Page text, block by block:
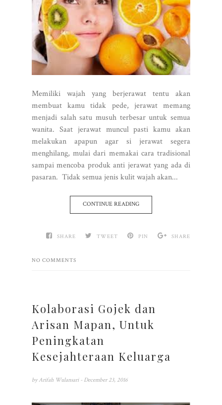
Memiliki wajah yang berjerawat tentu akan
membuat kamu tidak pede, jerawat memang
menjadi salah satu musuh terbesar untuk semua
wanita. Saat jerawat muncul pasti kamu akan
melakukan apapun agar si jerawat segera
menghilang, mulai dari memakai cara tradisional
sampai mencoba produk anti jerawat yang ada di
pasaran. Tidak semua jenis kulit wajah akan...
CONTINUE READING
SHARE TWEET PIN SHARE
NO COMMENTS
Kolaborasi Gojek dan
Arisan Mapan, Untuk
Peningkatan
Kesejahteraan Keluarga
by Arifah Wulansari - December 23, 2016